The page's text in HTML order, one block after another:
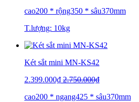
cao200 * rộng350 * sâu370mm
T.lượng: 10kg
Két sắt mini MN-KS42
2.399.000₫ 2.750.000₫
cao200 * ngang425 * sâu370mm